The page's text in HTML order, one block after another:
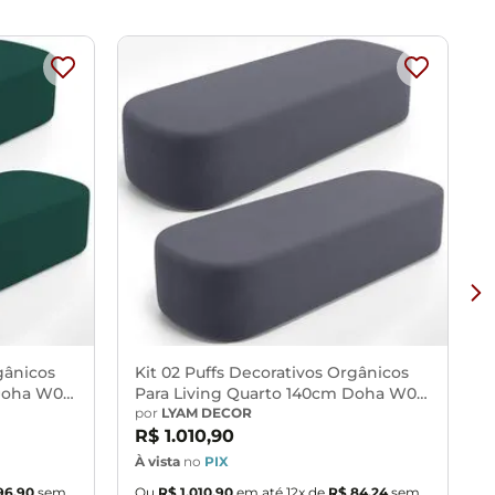
de cores do seu monitor.
de recebimento.
por subir escadas/elevadores ou pelo
corredores de sua residência.
W01
Kit 02 Puffs Decorativos Orgânicos
Para Living Quarto 140cm Doha W01
Suede Cinza - Lyam Decor
por LYAM DECOR
R$ 1.010,90
À vistano PIX